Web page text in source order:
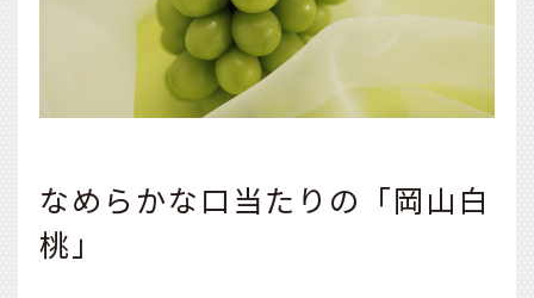
なめらかな口当たりの「岡山白
桃」